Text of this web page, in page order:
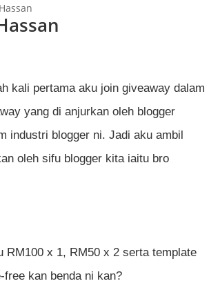
kali pertama aku join giveaway dalam
yang di anjurkan oleh blogger
industri blogger ni. Jadi aku ambil
oleh sifu blogger kita iaitu bro
RM100 x 1, RM50 x 2 serta template
free kan benda ni kan?